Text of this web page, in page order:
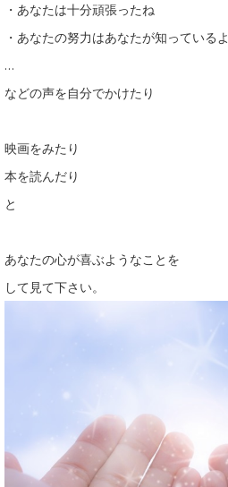
・あなたは十分頑張ったね
・あなたの努力はあなたが知っているよ
…
などの声を自分でかけたり
映画をみたり
本を読んだり
と
あなたの心が喜ぶようなことを
して見て下さい。